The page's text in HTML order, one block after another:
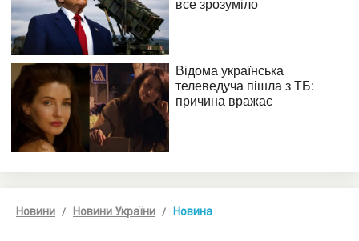
Новини Новини України Новина